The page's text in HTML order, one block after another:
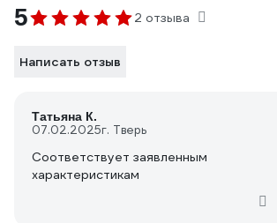
5 2 отзыва
Написать отзыв
Татьяна К.
07.02.2025г. Тверь
Соответствует заявленным
характеристикам